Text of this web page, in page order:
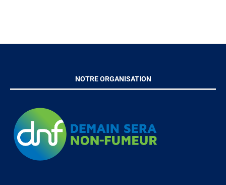
NOTRE ORGANISATION